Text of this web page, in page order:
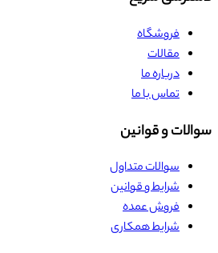
فروشگاه
مقالات
درباره ما
تماس با ما
سوالات و قوانین
سوالات متداول
شرایط و قوانین
فروش عمده
شرایط همکاری